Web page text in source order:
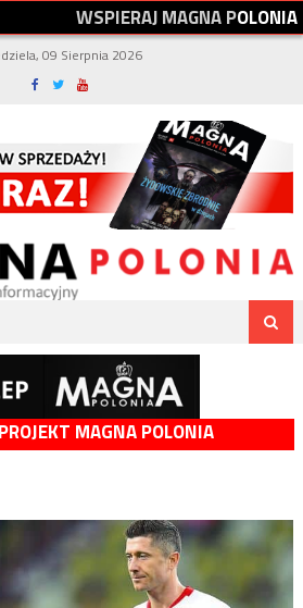
WSPIERAJMAGNAPOLONIA
09 Sierpnia 2026
MAGNA POLONIA